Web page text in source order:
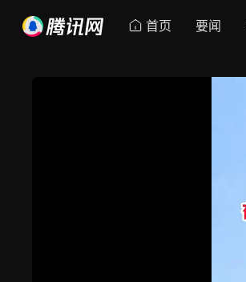
首页 要闻